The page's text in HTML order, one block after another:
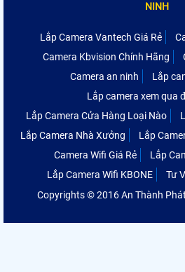
NINH
Lắp Camera Vantech Giá Rẻ
Camera Kbvision Chính Hãng
Camera an ninh
Lắp
Lắp camera xem qua
Lắp Camera Cửa Hàng Loại Nào
Lắp Camera Nhà Xưởng
Lắp
Camera Wifi Giá Rẻ
Lắp
Lắp Camera Wifi KBONE
Tư
Copyrights © 2016 An Thành